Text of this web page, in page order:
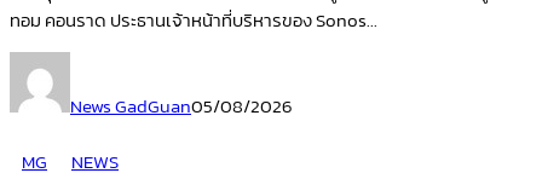
ทอม คอนราด ประธานเจ้าหน้าที่บริหารของ Sonos...
News GadGuan05/08/2026
MG
NEWS